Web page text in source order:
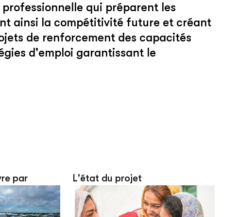
qui préparent les
ainsi la compétitivité future et créant
de renforcement des capacités
d'emploi garantissant le
par L'état du projet